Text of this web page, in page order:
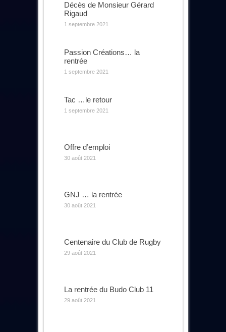
Décès de Monsieur Gérard
Rigaud
1 septembre 2021
Passion Créations… la
rentrée
1 septembre 2021
Tac …le retour
1 septembre 2021
Offre d’emploi
30 août 2021
GNJ … la rentrée
30 août 2021
Centenaire du Club de Rugby
29 août 2021
La rentrée du Budo Club 11
29 août 2021